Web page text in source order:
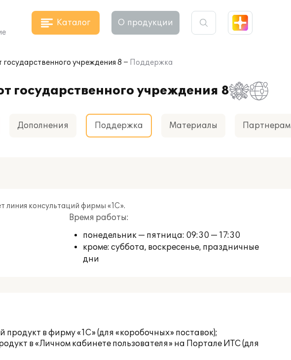
Каталог О продукции
учреждения 8 Поддержка
государственного учреждения 8
Дополнения Поддержка Материалы Партнерам
линия консультаций фирмы «1С».
Время работы:
понедельник — пятница: 09:30 — 17:30
кроме: суббота, воскресенье, праздничные
дни
в фирму «1С» (для «коробочных» поставок);
в «Личном кабинете пользователя» на Портале ИТС (для